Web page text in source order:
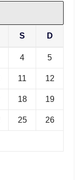
S D
4 5
11 12
18 19
25 26